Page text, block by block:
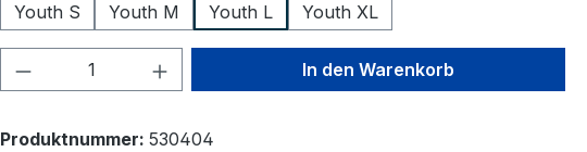
Youth S
Youth M Youth L Youth XL
Produkt Anzahl: Gib den gewünschten Wert
In den Warenkorb
Produktnummer: 530404